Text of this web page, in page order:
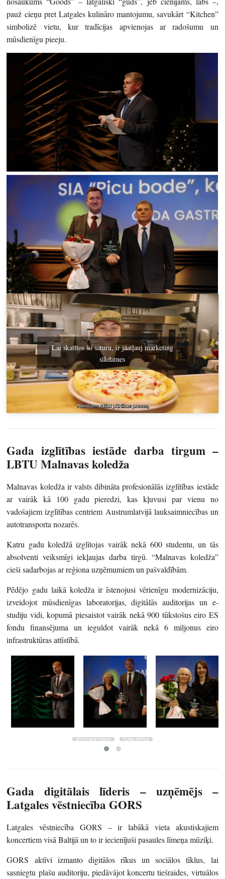
pauž cieņu pret Latgales kulināro mantojumu, savukārt “Kitchen”
simbolizē vietu, kur tradīcijas apvienojas ar radošumu un
mūsdienīgu pieeju.
Lai skatītos šo saturu, ir jāatļauj marketing
sīkdatnes
Gada izglītības iestāde darba tirgum –
LBTU Malnavas koledža
Malnavas koledža ir valsts dibināta profesionālās izglītības iestāde
ar vairāk kā 100 gadu pieredzi, kas kļuvusi par vienu no
vadošajiem izglītības centriem Austrumlatvijā lauksaimniecības un
autotransporta nozarēs.
Katru gadu koledžā izglītojas vairāk nekā 600 studentu, un tās
absolventi veiksmīgi iekļaujas darba tirgū. “Malnavas koledža”
cieši sadarbojas ar reģiona uzņēmumiem un pašvaldībām.
Pēdējo gadu laikā koledža ir īstenojusi vērienīgu modernizāciju,
izveidojot mūsdienīgas laboratorijas, digitālās auditorijas un e-
studiju vidi, kopumā piesaistot vairāk nekā 900 tūkstošus eiro ES
fondu finansējuma un ieguldot vairāk nekā 6 miljonus eiro
infrastruktūras attīstībā.
iepriekšējā nākamā
Gada digitālais līderis – uzņēmējs –
Latgales vēstniecība GORS
Latgales vēstniecība GORS – ir labākā vieta akustiskajiem
koncertiem visā Baltijā un to ir iecienījuši pasaules līmeņa mūziķi.
GORS aktīvi izmanto digitālos rīkus un sociālos tīklus, lai
sasniegtu plašu auditoriju, piedāvājot koncertu tiešraides, virtuālos